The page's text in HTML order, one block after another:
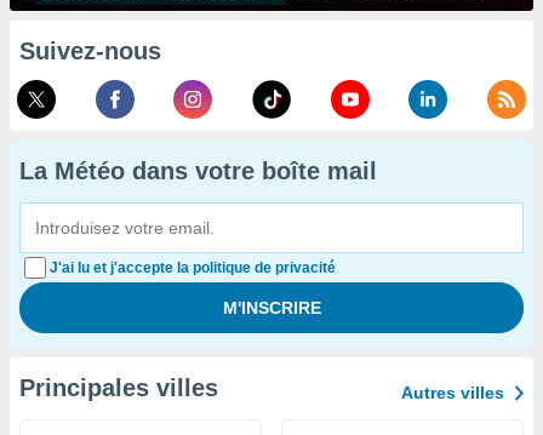
Suivez-nous
La Météo dans votre boîte mail
J'ai lu et j'accepte la politique de privacité
Principales villes Autres villes